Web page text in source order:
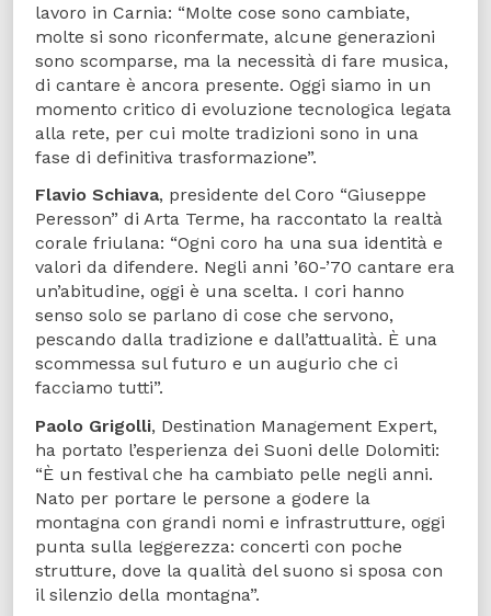
lavoro in Carnia: “Molte cose sono cambiate,
molte si sono riconfermate, alcune generazioni
sono scomparse, ma la necessità di fare musica,
di cantare è ancora presente. Oggi siamo in un
momento critico di evoluzione tecnologica legata
alla rete, per cui molte tradizioni sono in una
fase di definitiva trasformazione”.
Flavio Schiava, presidente del Coro “Giuseppe
Peresson” di Arta Terme, ha raccontato la realtà
corale friulana: “Ogni coro ha una sua identità e
valori da difendere. Negli anni ’60-’70 cantare era
un’abitudine, oggi è una scelta. I cori hanno
senso solo se parlano di cose che servono,
pescando dalla tradizione e dall’attualità. È una
scommessa sul futuro e un augurio che ci
facciamo tutti”.
Paolo Grigolli, Destination Management Expert,
ha portato l’esperienza dei Suoni delle Dolomiti:
“È un festival che ha cambiato pelle negli anni.
Nato per portare le persone a godere la
montagna con grandi nomi e infrastrutture, oggi
punta sulla leggerezza: concerti con poche
strutture, dove la qualità del suono si sposa con
il silenzio della montagna”.